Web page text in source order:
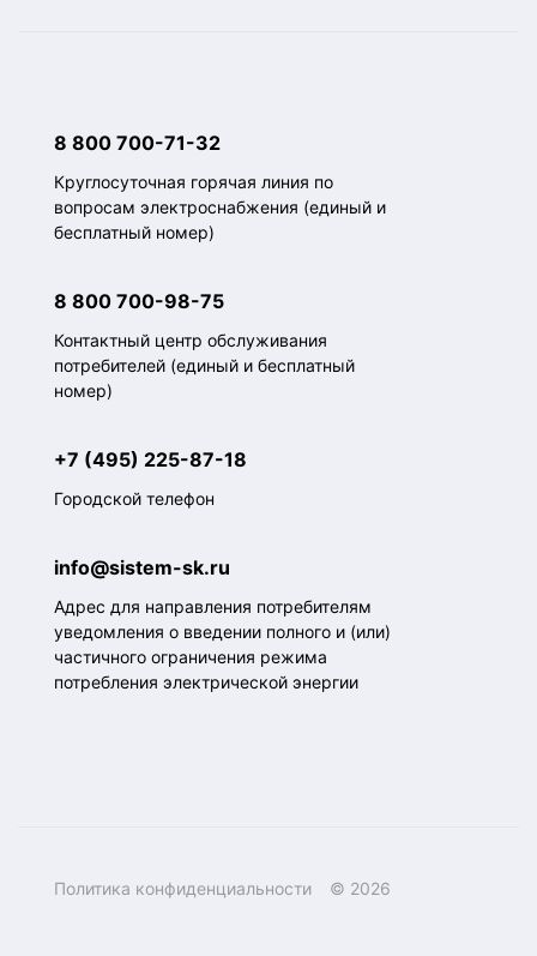
8 800 700-71-32
Круглосуточная горячая линия по
вопросам электроснабжения (единый и
бесплатный номер)
8 800 700-98-75
Контактный центр обслуживания
потребителей (единый и бесплатный
номер)
+7 (495) 225-87-18
Городской телефон
info@sistem-sk.ru
Адрес для направления потребителям
уведомления о введении полного и (или)
частичного ограничения режима
потребления электрической энергии
Политика конфиденциальности © 2026